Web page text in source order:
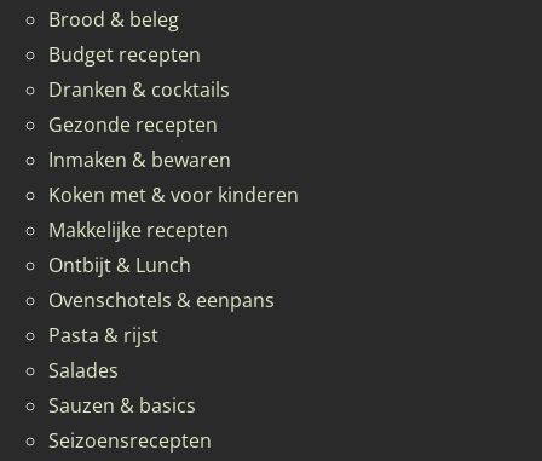
Brood & beleg
Budget recepten
Dranken & cocktails
Gezonde recepten
Inmaken & bewaren
Koken met & voor kinderen
Makkelijke recepten
Ontbijt & Lunch
Ovenschotels & eenpans
Pasta & rijst
Salades
Sauzen & basics
Seizoensrecepten